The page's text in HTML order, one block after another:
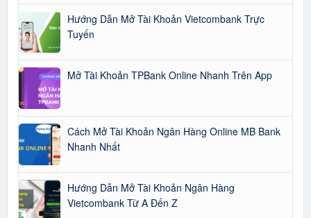
Hướng Dẫn Mở Tài Khoản Vietcombank Trực
Tuyến
Mở Tài Khoản TPBank Online Nhanh Trên App
Cách Mở Tài Khoản Ngân Hàng Online MB Bank
Nhanh Nhất
Hướng Dẫn Mở Tài Khoản Ngân Hàng
Vietcombank Từ A Đến Z